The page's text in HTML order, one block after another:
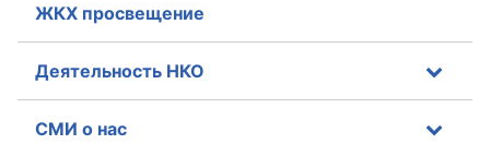
ЖКХ просвещение
Деятельность НКО
СМИ о нас